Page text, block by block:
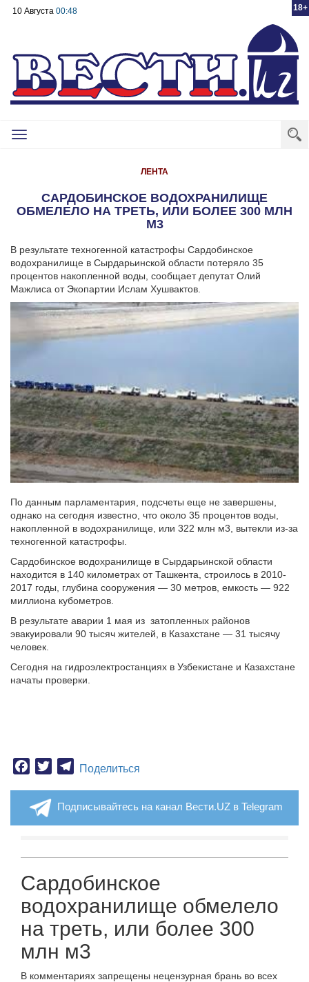
18+
10 Августа 00:48
Toggle
ЛЕНТА
САРДОБИНСКОЕ ВОДОХРАНИЛИЩЕ
ОБМЕЛЕЛО НА ТРЕТЬ, ИЛИ БОЛЕЕ 300 МЛН
М3
В результате техногенной катастрофы Сардобинское
водохранилище в Сырдарьинской области потеряло 35
процентов накопленной воды, сообщает депутат Олий
Мажлиса от Экопартии Ислам Хушвактов.
По данным парламентария, подсчеты еще не завершены,
однако на сегодня известно, что около 35 процентов воды,
накопленной в водохранилище, или 322 млн м3, вытекли из-за
техногенной катастрофы.
Сардобинское водохранилище в Сырдарьинской области
находится в 140 километрах от Ташкента, строилось в 2010-
2017 годы, глубина сооружения — 30 метров, емкость — 922
миллиона кубометров.
В результате аварии 1 мая из затопленных районов
эвакуировали 90 тысяч жителей, в Казахстане — 31 тысячу
человек.
Сегодня на гидроэлектростанциях в Узбекистане и Казахстане
начаты проверки.
Facebook
TwitterTelegram
Поделиться
Подписывайтесь на канал Вести.UZ в Telegram
Сардобинское
водохранилище обмелело
на треть, или более 300
млн м3
В комментариях запрещены нецензурная брань во всех